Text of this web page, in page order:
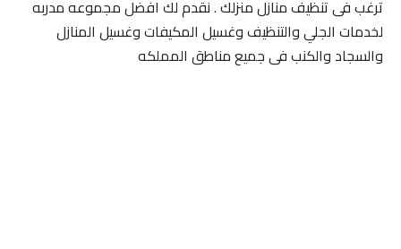
ترغب فى تنظيف منازل منزلك . نقدم لك افضل مجموعه مدربه
لخدمات الجلي والتنظيف وغسيل المكيفات وغسيل المنازل
والسجاد والكنب فى جميع مناطق المملكه